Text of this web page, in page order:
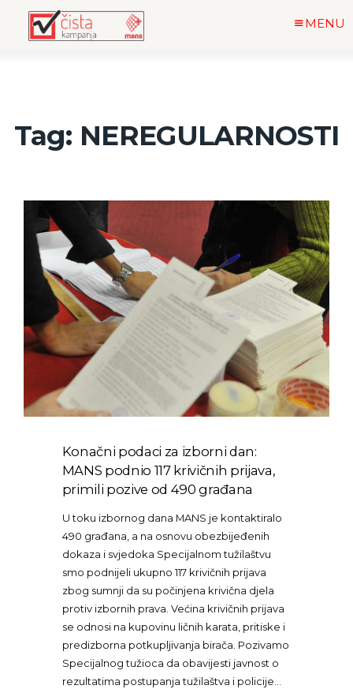
MENU
Tag: NEREGULARNOSTI
Konačni podaci za izborni dan:
MANS podnio 117 krivičnih prijava,
primili pozive od 490 građana
U toku izbornog dana MANS je kontaktiralo
490 građana, a na osnovu obezbijeđenih
dokaza i svjedoka Specijalnom tužilaštvu
smo podnijeli ukupno 117 krivičnih prijava
zbog sumnji da su počinjena krivična djela
protiv izbornih prava. Većina krivičnih prijava
se odnosi na kupovinu ličnih karata, pritiske i
predizborna potkupljivanja birača. Pozivamo
Specijalnog tužioca da obavijesti javnost o
rezultatima postupanja tužilaštva i policije…